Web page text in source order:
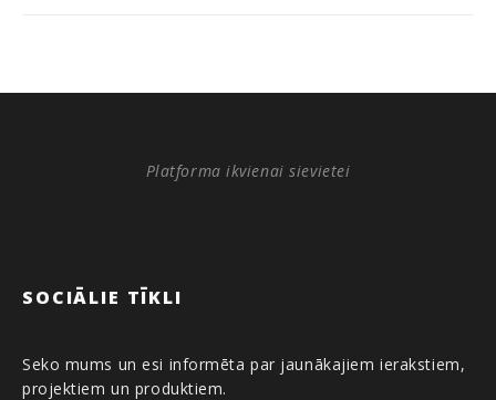
Platforma ikvienai sievietei
SOCIĀLIE TĪKLI
Seko mums un esi informēta par jaunākajiem ierakstiem,
projektiem un produktiem.